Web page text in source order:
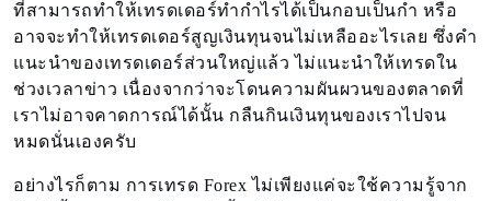
ที่สามารถทำให้เทรดเดอร์ทำกำไรได้เป็นกอบเป็นกำ หรือ
อาจจะทำให้เทรดเดอร์สูญเงินทุนจนไม่เหลืออะไรเลย ซึ่งคำ
แนะนำของเทรดเดอร์ส่วนใหญ่แล้ว ไม่แนะนำให้เทรดใน
ช่วงเวลาข่าว เนื่องจากว่าจะโดนความผันผวนของตลาดที่
เราไม่อาจคาดการณ์ได้นั้น กลืนกินเงินทุนของเราไปจน
หมดนั่นเองครับ
อย่างไรก็ตาม การเทรด Forex ไม่เพียงแค่จะใช้ความรู้จาก